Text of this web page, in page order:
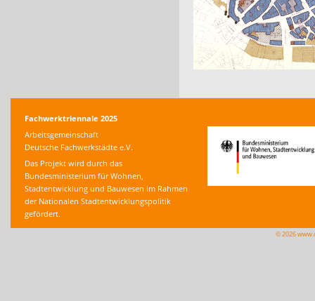
Fachwerktriennale 2025
Arbeitsgemeinschaft
Deutsche Fachwerkstädte e.V.
Das Projekt wird durch das
Bundesministerium für Wohnen,
Stadtentwicklung und Bauwesen im Rahmen
der Nationalen Stadtentwicklungspolitik
gefördert.
© 2026